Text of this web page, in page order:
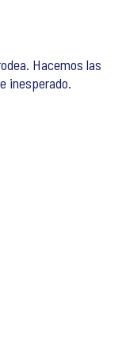
Hacemos las
inesperado.